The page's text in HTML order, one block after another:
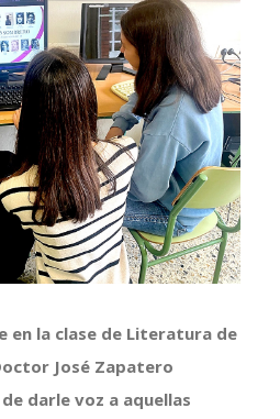
en la clase de Literatura de
José Zapatero
darle voz a aquellas